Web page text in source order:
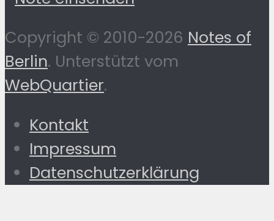
Copyright © 2010-2026 Notes of
Berlin. Unterstützt vom
WebQuartier.
Kontakt
Impressum
Datenschutzerklärung